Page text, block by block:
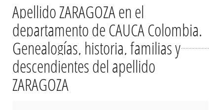
Apellido ZARAGOZA en el
departamento de CAUCA Colombia.
Genealogías, historia, familias y
descendientes del apellido
ZARAGOZA